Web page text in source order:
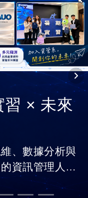
習 × 未來
、數據分析與
資訊管理人